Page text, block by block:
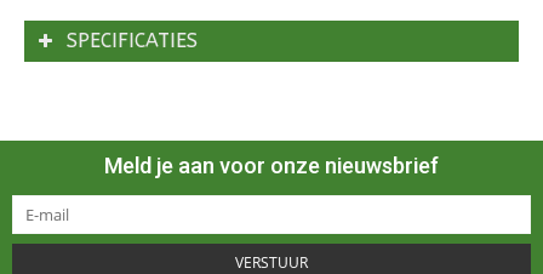
SPECIFICATIES
Meld je aan voor onze nieuwsbrief
VERSTUUR